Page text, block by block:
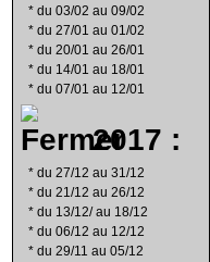
* du 03/02 au 09/02
* du 27/01 au 01/02
* du 20/01 au 26/01
* du 14/01 au 18/01
* du 07/01 au 12/01
2017 :
* du 27/12 au 31/12
* du 21/12 au 26/12
* du 13/12/ au 18/12
* du 06/12 au 12/12
* du 29/11 au 05/12